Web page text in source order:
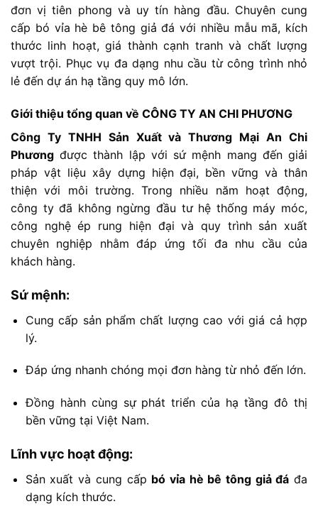
đơnvịtiên phong và uytín hàng đầu. Chuyêncung
cấp bó vỉa hè bê tông giảđá với nhiều mẫu mã, kích
thước linh hoạt,giá thànhcạnh tranh và chất lượng
vượttrội. Phụcvụ đadạng nhucầu từcông trình nhỏ
lẻ đến dự án hạ tầng quy mô lớn.
Giới thiệu tổng quan về CÔNG TY AN CHI PHƯƠNG
Công Ty TNHH Sản XuấtvàThương MạiAnChi
Phương đượcthành lập với sứ mệnh mang đếngiải
pháp vật liệu xây dựng hiệnđại, bềnvữngvàthân
thiệnvới môi trường. Trong nhiều năm hoạt động,
công tyđã không ngừngđầu tư hệ thống máy móc,
công nghệép rung hiện đạivà quy trình sản xuất
chuyên nghiệp nhằmđáp ứngtối đa nhu cầucủa
khách hàng.
Sứ mệnh:
Cungcấp sản phẩmchất lượngcao vớigiá cả hợp
lý.
Đáp ứng nhanh chóng mọi đơn hàng từ nhỏ đến lớn.
Đồng hành cùng sự pháttriểncủa hạtầngđôthị
bền vững tại Việt Nam.
Lĩnhvực hoạtđộng:
Sản xuấtvà cung cấp bó vỉa hè bê tông giảđá đa
dạng kích thước.